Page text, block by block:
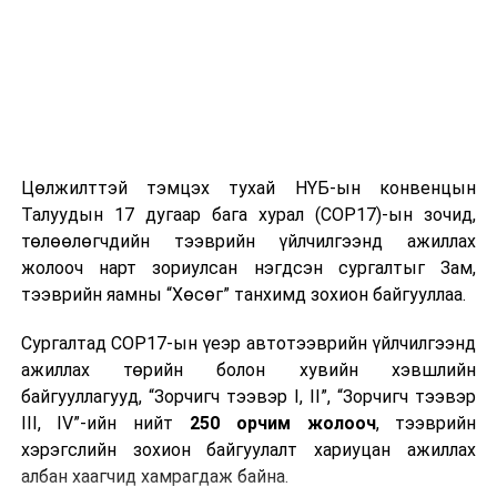
Цөлжилттэй тэмцэх тухай НҮБ-ын конвенцын
Талуудын 17 дугаар бага хурал (COP17)-ын зочид,
төлөөлөгчдийн тээврийн үйлчилгээнд ажиллах
жолооч нарт зориулсан нэгдсэн сургалтыг Зам,
тээврийн яамны “Хөсөг” танхимд зохион байгууллаа.
Сургалтад COP17-ын үеэр автотээврийн үйлчилгээнд
ажиллах төрийн болон хувийн хэвшлийн
байгууллагууд, “Зорчигч тээвэр I, II”, “Зорчигч тээвэр
III, IV”-ийн нийт 250 орчим жолооч, тээврийн
хэрэгслийн зохион байгуулалт хариуцан ажиллах
албан хаагчид хамрагдаж байна.